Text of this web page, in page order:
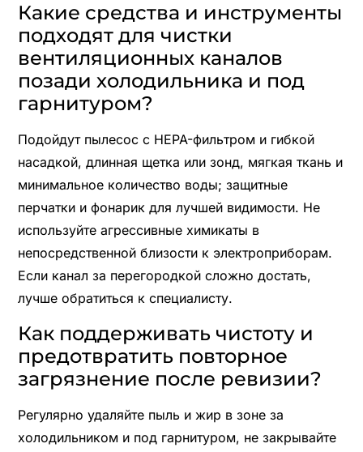
Какие средства и инструменты
подходят для чистки
вентиляционных каналов
позади холодильника и под
гарнитуром?
Подойдут пылесос с HEPA-фильтром и гибкой
насадкой, длинная щетка или зонд, мягкая ткань и
минимальное количество воды; защитные
перчатки и фонарик для лучшей видимости. Не
используйте агрессивные химикаты в
непосредственной близости к электроприборам.
Если канал за перегородкой сложно достать,
лучше обратиться к специалисту.
Как поддерживать чистоту и
предотвратить повторное
загрязнение после ревизии?
Регулярно удаляйте пыль и жир в зоне за
холодильником и под гарнитуром, не закрывайте